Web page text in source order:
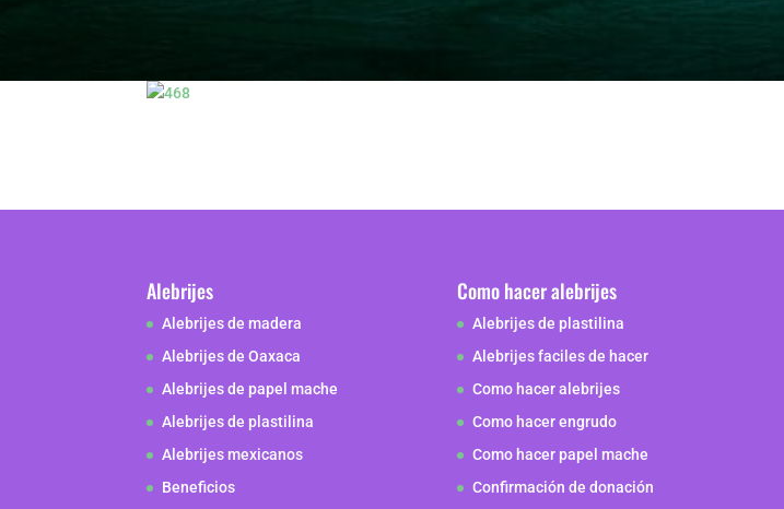
Alebrijes
Alebrijes de madera
Alebrijes de Oaxaca
Alebrijes de papel mache
Alebrijes de plastilina
Alebrijes mexicanos
Beneficios
Como hacer alebrijes
Alebrijes de plastilina
Alebrijes faciles de hacer
Como hacer alebrijes
Como hacer engrudo
Como hacer papel mache
Confirmación de donación